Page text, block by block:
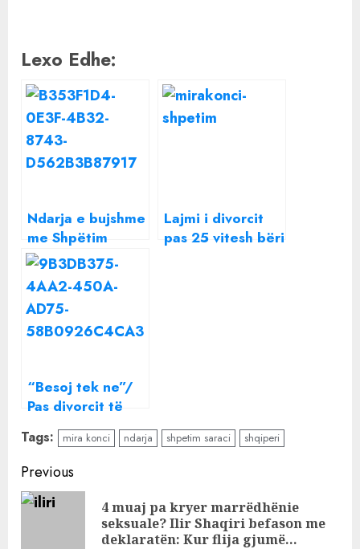
Lexo Edhe:
Ndarja e bujshme
me Shpëtim
Saraçin, Mira
Konçi merr
vendimin e
papritur
Lajmi i divorcit
pas 25 vitesh bëri
“Besoj tek ne”/
Pas divorcit të
vështirë me
Shpëtim Saraçin
për kë i ka këto
vargje dashurie
Mira Konçi?
Tags: mira konci ndarja shpetim saraci shqiperi
Continue
Reading
Previous
4 muaj pa kryer marrëdhënie
seksuale? Ilir Shaqiri befason me
deklaratën: Kur flija gjumë…